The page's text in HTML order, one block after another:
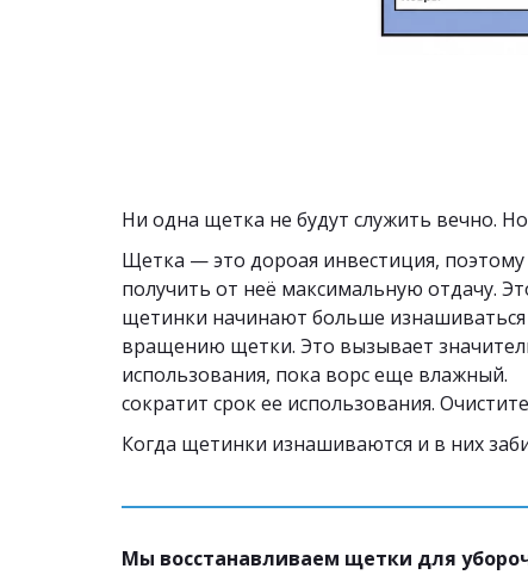
Ни одна щетка не будут служить вечно.
Щетка — это дороая инвестиция, поэтому
получить от неё максимальную отдачу.
щетинки начинают больше
вращению щетки. Это вызывает
использования, пока ворс еще влажный.
сократит срок ее использования.
Когда щетинки изнашиваются и в них
Мы восстанавливаем щетки для